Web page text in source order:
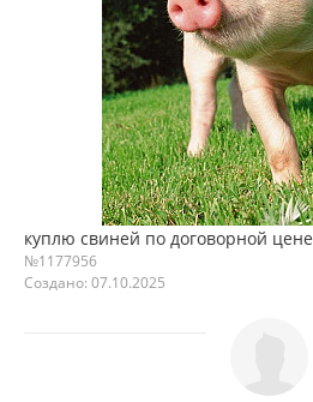
куплю свиней по договорной цене
№1177956
Создано: 07.10.2025